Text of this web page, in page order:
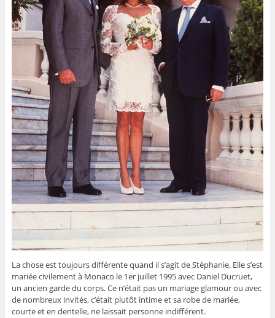
La chose est toujours différente quand il s’agit de Stéphanie. Elle s’est
mariée civilement à Monaco le 1er juillet 1995 avec Daniel Ducruet,
un ancien garde du corps. Ce n’était pas un mariage glamour ou avec
de nombreux invités, c’était plutôt intime et sa robe de mariée,
courte et en dentelle, ne laissait personne indifférent.